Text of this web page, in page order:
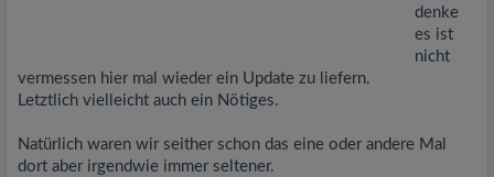
denke
es ist
nicht
vermessen hier mal wieder ein Update zu liefern.
Letztlich vielleicht auch ein Nötiges.
Natürlich waren wir seither schon das eine oder andere Mal
dort aber irgendwie immer seltener.